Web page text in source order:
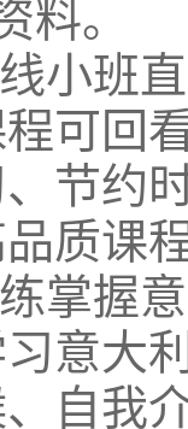
料。
小班
可回
节约
质课
掌握
意大
自我